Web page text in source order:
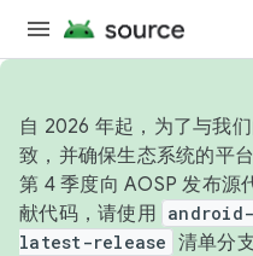
自 2026 年起，为了与我
致，并确保生态系统的平
第 4 季度向 AOSP 发布源
献代码，请使用
latest-release 清单分